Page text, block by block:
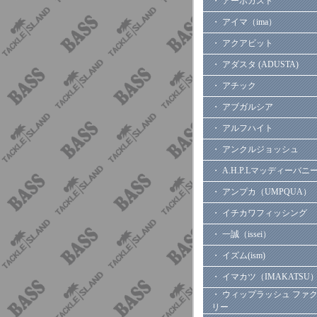
・ アイマ（ima）
・ アクアビット
・ アダスタ (ADUSTA)
・ アチック
・ アブガルシア
・ アルフハイト
・ アンクルジョッシュ
・ A.H.P.Lマッディーバニー
・ アンプカ（UMPQUA）
・ イチカワフィッシング
・ 一誠（issei）
・ イズム(ism)
・ イマカツ（IMAKATSU）
・ ウィップラッシュ ファ
リー